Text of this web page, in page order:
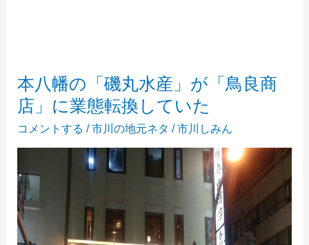
本八幡の「磯丸水産」が「鳥良商
店」に業態転換していた
コメントする /市川の地元ネタ /市川しみん